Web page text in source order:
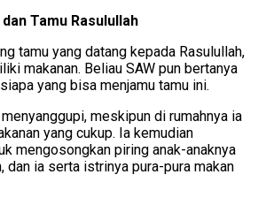
Tamu Rasulullah
tamu yang datang kepada Rasulullah,
makanan. Beliau SAW pun bertanya
yang bisa menjamu tamu ini.
meskipun di rumahnya ia
yang cukup. Ia kemudian
mengosongkan piring anak-anaknya
dan ia serta istrinya pura-pura makan